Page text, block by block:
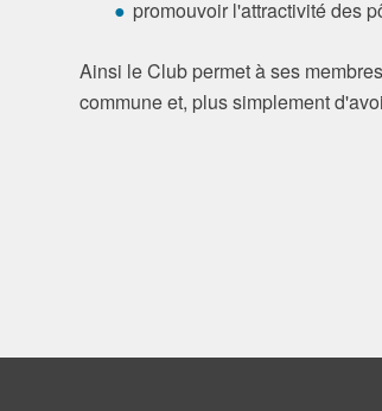
promouvoir l'attractivité des
Ainsi le Club permet à ses
commune et, plus simplement